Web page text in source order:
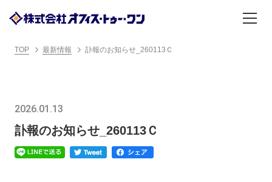
TOP 最新情報 訃報のお知らせ_260113Ｃ
2026.01.13
訃報のお知らせ_260113Ｃ